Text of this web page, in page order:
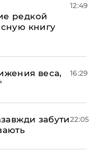
редкой
книгу
12:49
веса,
16:29
забути22:05